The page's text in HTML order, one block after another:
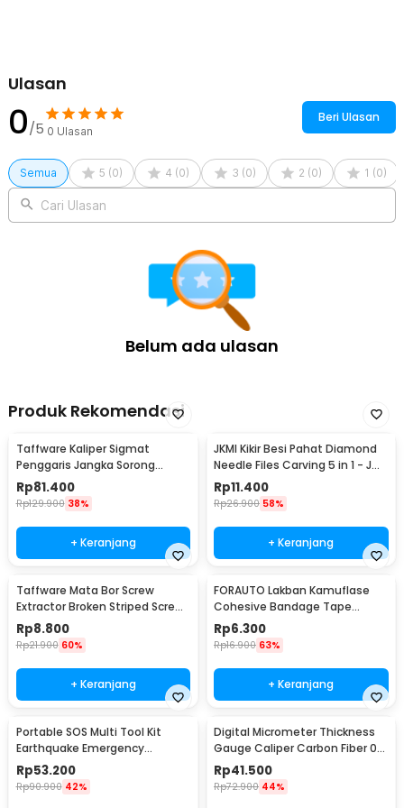
Ulasan
0/5 0 Ulasan
Beri Ulasan
Semua 5 (0) 4 (0) 3 (0) 2 (0) 1 (0)
Cari Ulasan
Belum ada ulasan
Produk Rekomendasi
Taffware Kaliper Sigmat
Penggaris Jangka Sorong
Digital LCD 150mm - SH20
Rp81.400
Rp129.900 38%
+ Keranjang
JKMI Kikir Besi Pahat Diamond
Needle Files Carving 5 in 1 - JM-
FL1-1
Rp11.400
Rp26.900 58%
+ Keranjang
Taffware Mata Bor Screw
Extractor Broken Striped Screw
Remover 4 PCS - S2
Rp8.800
Rp21.900 60%
+ Keranjang
FORAUTO Lakban Kamuflase
Cohesive Bandage Tape
Hunting 4.5M 50mm - H10
Rp6.300
Rp16.900 63%
+ Keranjang
Portable SOS Multi Tool Kit
Earthquake Emergency
Outdoor Survival - JT21
Rp53.200
Rp90.900 42%
Digital Micrometer Thickness
Gauge Caliper Carbon Fiber 0-
12.7mm - TDT25
Rp41.500
Rp72.900 44%